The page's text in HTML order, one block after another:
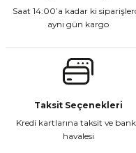
Saat 14:00’a kadar ki
aynı gün kargo
Taksit Seçenekleri
Kredi kartlarına taksit ve
havalesi